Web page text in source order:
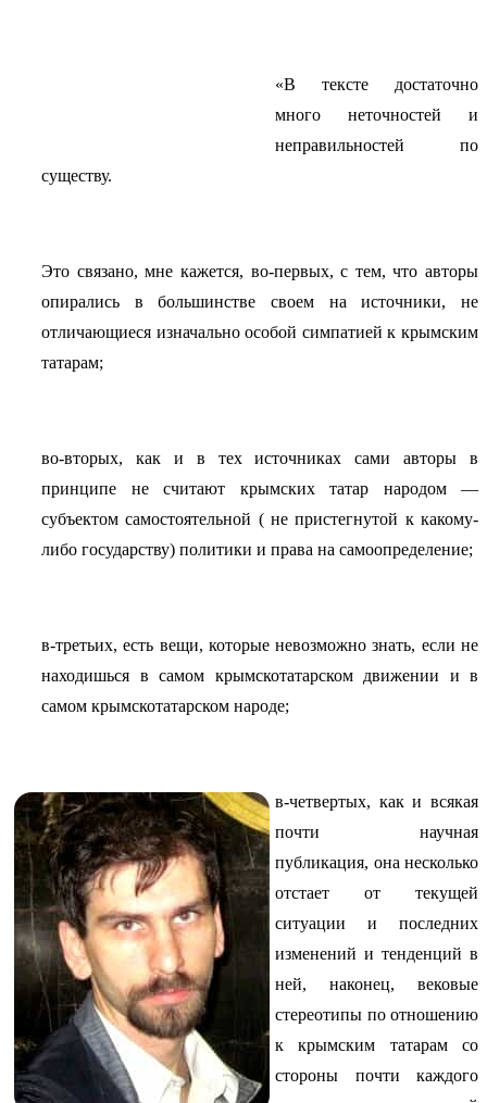
«В тексте достаточно
много неточностей и
неправильностей по
существу.
Это связано, мне кажется, во-первых, с тем, что авторы
опирались в большинстве своем на источники, не
отличающиеся изначально особой симпатией к крымским
татарам;
во-вторых, как и в тех источниках сами авторы в
принципе не считают крымских татар народом —
субъектом самостоятельной ( не пристегнутой к какому-
либо государству) политики и права на самоопределение;
в-третьих, есть вещи, которые невозможно знать, если не
находишься в самом крымскотатарском движении и в
самом крымскотатарском народе;
в-четвертых, как и всякая
почти научная
публикация, она несколько
отстает от текущей
ситуации и последних
изменений и тенденций в
ней, наконец, вековые
стереотипы по отношению
к крымским татарам со
стороны почти каждого